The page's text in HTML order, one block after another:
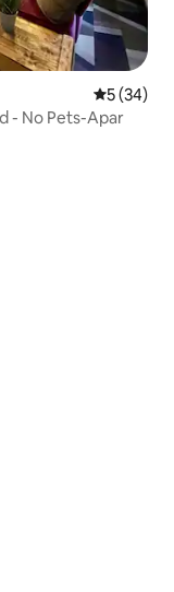
5 (34)
- No Pets-Apar